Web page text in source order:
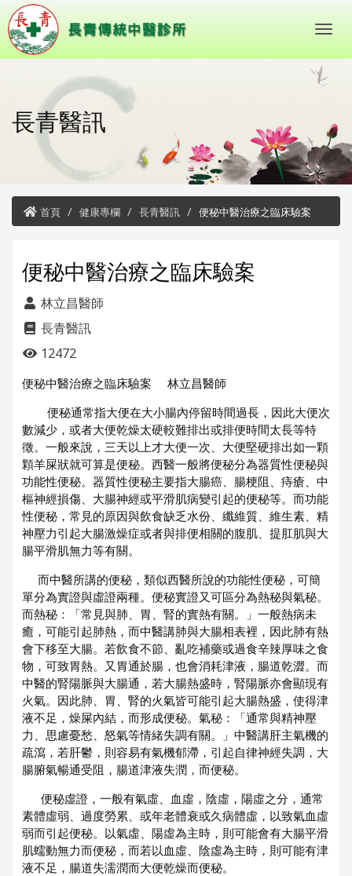
長青醫訊
首頁 健康專欄 長青醫訊 便秘中醫治療之臨床驗案
便秘中醫治療之臨床驗案
林立昌醫師
長青醫訊
12472
便秘中醫治療之臨床驗案 林立昌醫師
便秘通常指大便在大小腸內停留時間過長，因此大便次
數減少，或者大便乾燥太硬較難排出或排便時間太長等特
徵。一般來說，三天以上才大便一次、大便堅硬排出如一顆
顆羊屎狀就可算是便秘。西醫一般將便秘分為器質性便秘與
功能性便秘。器質性便秘主要指大腸癌、腸梗阻、痔瘡、中
樞神經損傷、大腸神經或平滑肌病變引起的便秘等。而功能
性便秘，常見的原因與飲食缺乏水份、纖維質、維生素、精
神壓力引起大腸激燥症或者與排便相關的腹肌、提肛肌與大
腸平滑肌無力等有關。
而中醫所講的便秘，類似西醫所說的功能性便秘，可簡
單分為實證與虛證兩種。便秘實證又可區分為熱秘與氣秘。
而熱秘：「常見與肺、胃、腎的實熱有關。」一般熱病未
癒，可能引起肺熱，而中醫講肺與大腸相表裡，因此肺有熱
會下移至大腸。若飲食不節、亂吃補藥或過食辛辣厚味之食
物，可致胃熱。又胃通於腸，也會消耗津液，腸道乾澀。而
中醫的腎陽脈與大腸通，若大腸熱盛時，腎陽脈亦會顯現有
火氣。因此肺、胃、腎的火氣皆可能引起大腸熱盛，使得津
液不足，燥屎內結，而形成便秘。氣秘：「通常與精神壓
力、思慮憂愁、怒氣等情緒失調有關。」中醫講肝主氣機的
疏瀉，若肝鬱，則容易有氣機郁滯，引起自律神經失調，大
腸腑氣暢通受阻，腸道津液失潤，而便秘。
便秘虛證，一般有氣虛、血虛，陰虛，陽虛之分，通常
素體虛弱、過度勞累、或年老體衰或久病體虛，以致氣血虛
弱而引起便秘。以氣虛、陽虛為主時，則可能會有大腸平滑
肌蠕動無力而便秘，而若以血虛、陰虛為主時，則可能有津
液不足，腸道失濡潤而大便乾燥而便秘。